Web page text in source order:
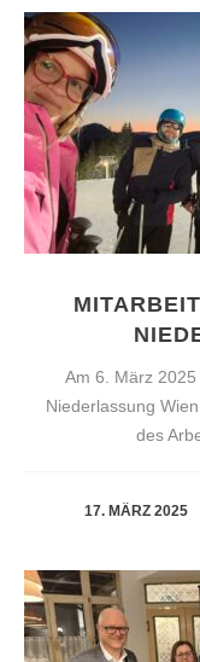
Am 6. März
Niederlassung
des
17. MÄRZ 2025